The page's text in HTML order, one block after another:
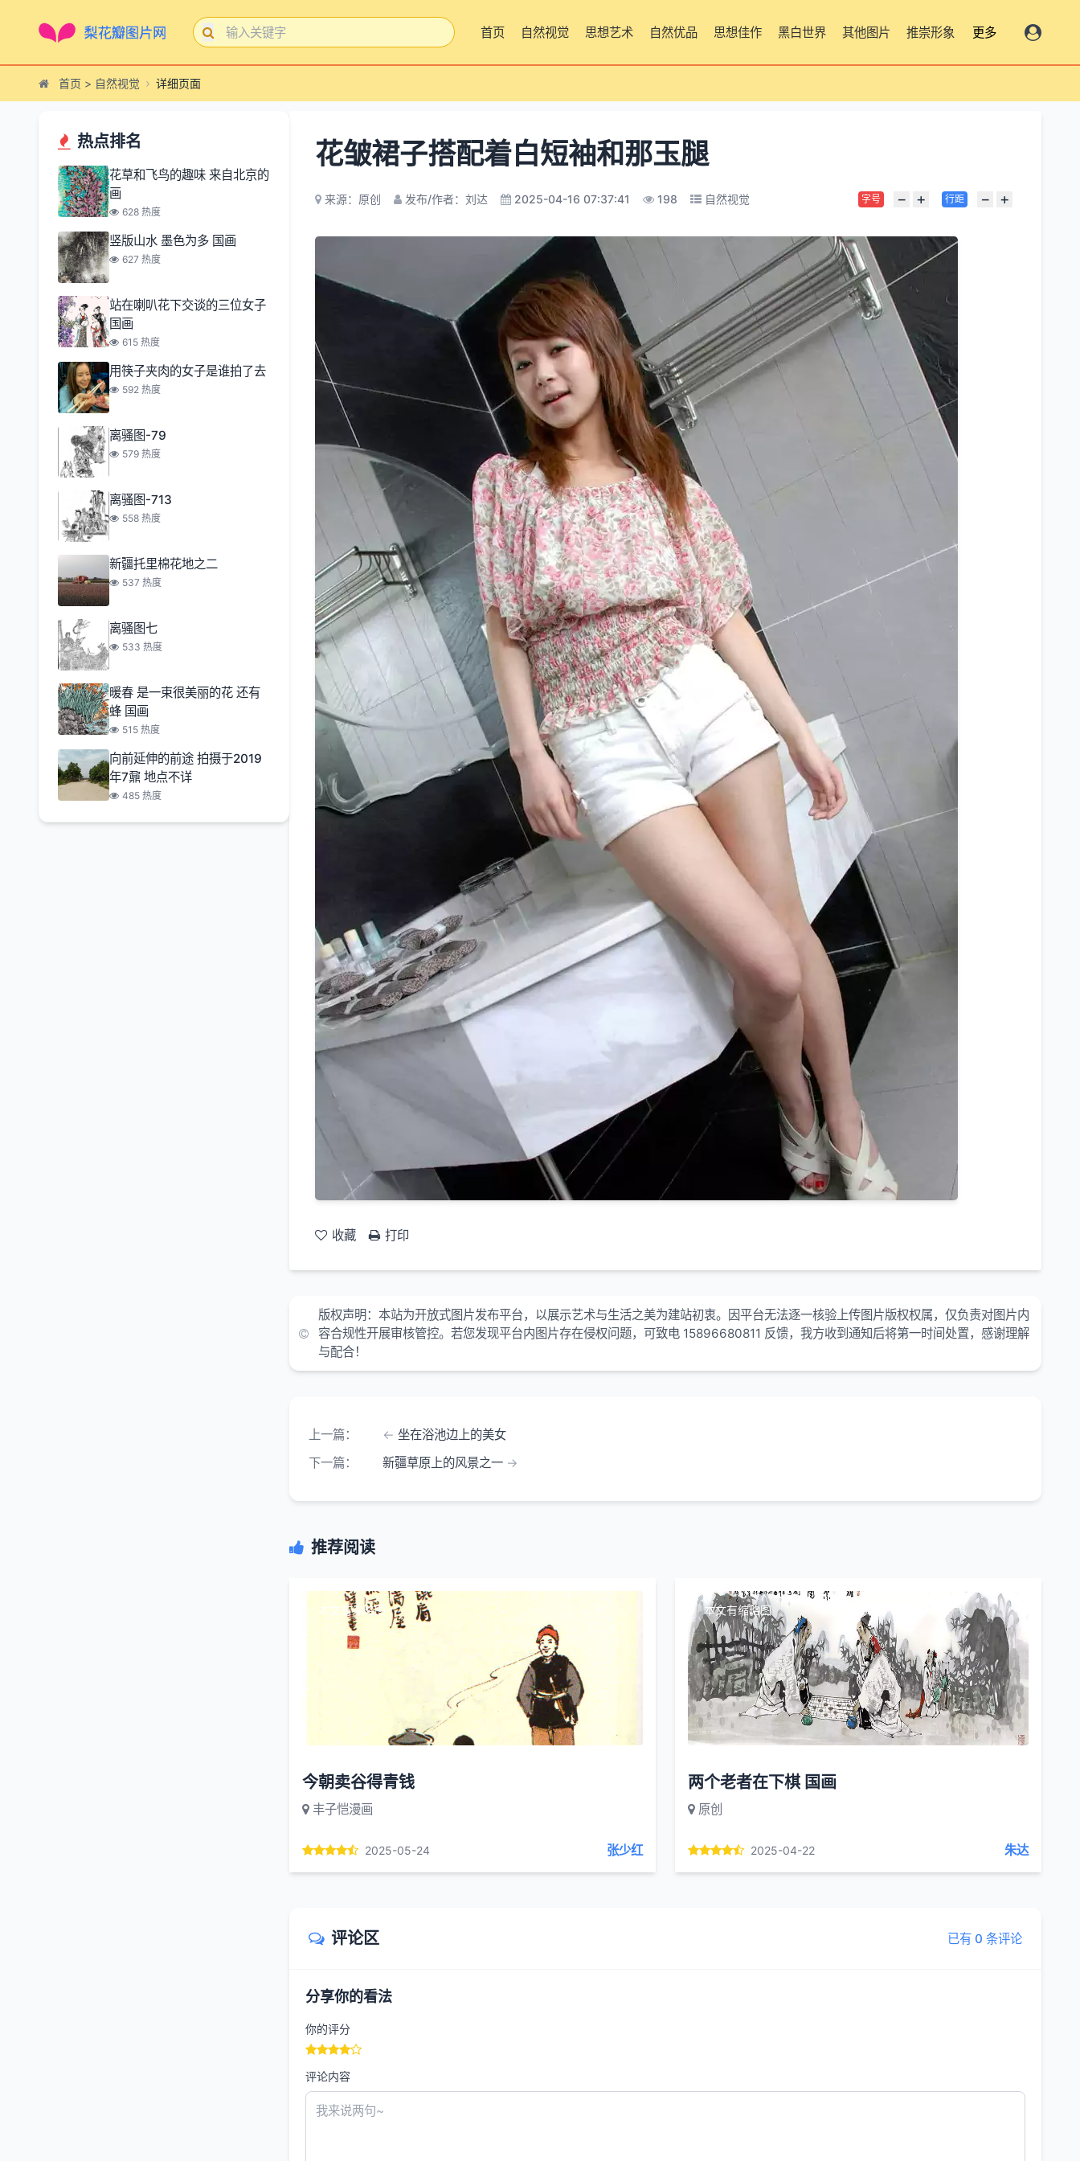
首页 自然视觉 思想艺术 自然优品 思想佳作 黑白世界 其他图片 推崇形象 更多
首页 > 自然视觉 详细页面
热点排名
花草和飞鸟的趣味 来自北京的
画
628 热度
竖版山水 墨色为多 国画
627 热度
站在喇叭花下交谈的三位女子
国画
615 热度
用筷子夹肉的女子是谁拍了去
592 热度
离骚图-79
579 热度
离骚图-713
558 热度
新疆托里棉花地之二
537 热度
离骚图七
533 热度
暖春 是一束很美丽的花 还有
蜂 国画
515 热度
向前延伸的前途 拍摄于2019
年7鼐 地点不详
485 热度
花皱裙子搭配着白短袖和那玉腿
来源：原创 发布/作者：刘达 2025-04-16 07:37:41 198 自然视觉 字号 − + 行距 − +
收藏 打印
版权声明：本站为开放式图片发布平台，以展示艺术与生活之美为建站初衷。因平台无法逐一核验上传图片版权权属，仅负责对图片内
容合规性开展审核管控。若您发现平台内图片存在侵权问题，可致电 15896680811 反馈，我方收到通知后将第一时间处置，感谢理解
与配合！
上一篇：
坐在浴池边上的美女
下一篇：
新疆草原上的风景之一
推荐阅读
本文有缩略图
今朝卖谷得青钱
丰子恺漫画
2025-05-24 张少红
本文有缩略图
两个老者在下棋 国画
原创
2025-04-22 朱达
评论区 已有 0 条评论
分享你的看法
你的评分
评论内容